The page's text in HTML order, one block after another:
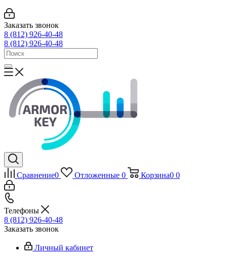
Заказать звонок
8 (812) 926-40-48
8 (812) 926-40-48
Сравнение0 Отложенные 0 Корзина0 0
Телефоны
8 (812) 926-40-48
Заказать звонок
Личный кабинет